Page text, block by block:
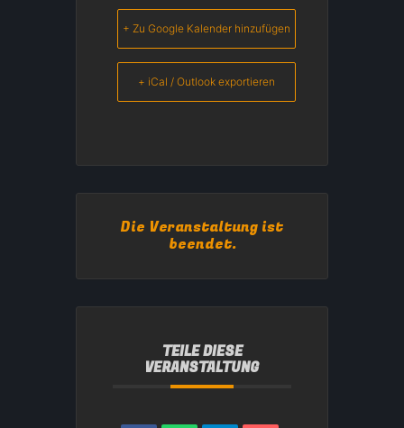
+ Zu Google Kalender hinzufügen
+ iCal / Outlook exportieren
Die Veranstaltung ist
beendet.
TEILE DIESE
VERANSTALTUNG